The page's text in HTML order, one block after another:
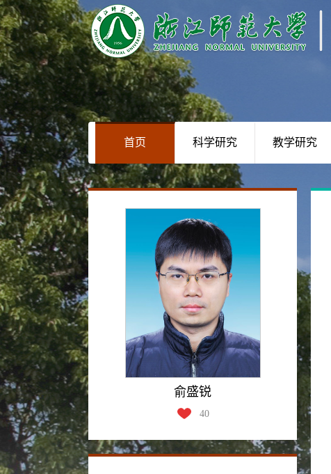
首页 科学研究 教学研究
俞盛锐
40